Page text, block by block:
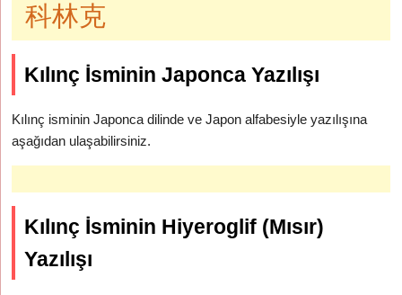
科林克
Kılınç İsminin Japonca Yazılışı
Kılınç isminin Japonca dilinde ve Japon alfabesiyle yazılışına
aşağıdan ulaşabilirsiniz.
Kılınç İsminin Hiyeroglif (Mısır)
Yazılışı